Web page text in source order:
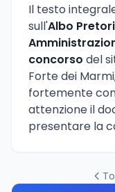
Il testo
sull'Albo
concorso del
Forte dei
fortemente
attenzione il
presentare la